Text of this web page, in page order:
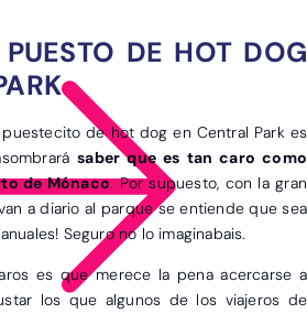
DE HOT DOG
de hot dog en Central Park es
saber que es tan caro como
de Mónaco. Por supuesto, con la gran
a diario al parque se entiende que sea
Seguro no lo imaginabais.
es que merece la pena acercarse a
los que algunos de los viajeros de